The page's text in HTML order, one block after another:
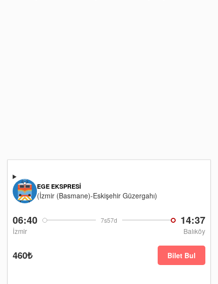
06:40 7s57d 14:37
İzmir Balıköy
EGE EKSPRESI
(İzmir (Basmane)-Eskişehir Güzergahı)
460₺ Bilet Bul